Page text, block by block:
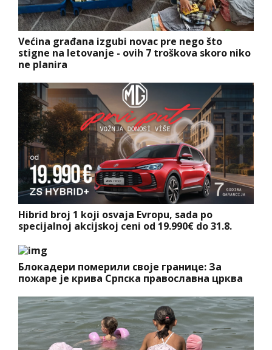
Većina građana izgubi novac pre nego što
stigne na letovanje - ovih 7 troškova skoro niko
ne planira
Hibrid broj 1 koji osvaja Evropu, sada po
specijalnoj akcijskoj ceni od 19.990€ do 31.8.
Блокадери померили своје границе: За
пожаре је крива Српска православна црква